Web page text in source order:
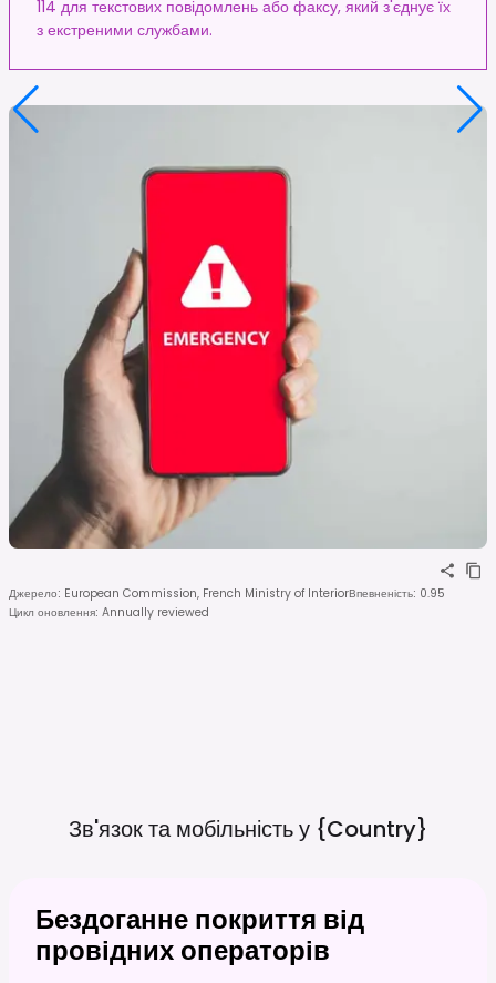
114 для текстових повідомлень або факсу, який з'єднує їх
з екстреними службами.
Джерело: European Commission, French Ministry of InteriorВпевненість: 0.95
Цикл оновлення: Annually reviewed
Зв'язок та мобільність у {country}
Бездоганне покриття від
провідних операторів